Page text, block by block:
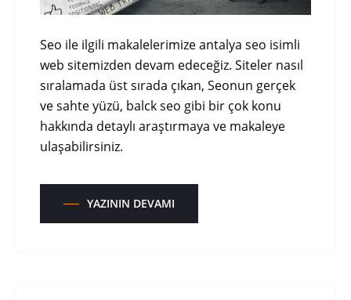
Seo ile ilgili makalelerimize antalya seo isimli
web sitemizden devam edeceğiz. Siteler nasıl
sıralamada üst sırada çıkan, Seonun gerçek
ve sahte yüzü, balck seo gibi bir çok konu
hakkında detaylı araştırmaya ve makaleye
ulaşabilirsiniz.
YAZININ DEVAMI